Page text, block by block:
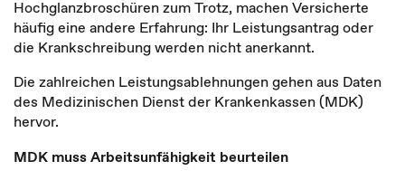
Hochglanzbroschüren zum Trotz, machen Versicherte
häufig eine andere Erfahrung: Ihr Leistungsantrag oder
die Krankschreibung werden nicht anerkannt.
Die zahlreichen Leistungsablehnungen gehen aus Daten
des Medizinischen Dienst der Krankenkassen (MDK)
hervor.
MDK muss Arbeitsunfähigkeit beurteilen